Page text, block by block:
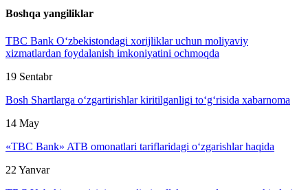
Boshqa yangiliklar
TBC Bank O‘zbekistondagi xorijliklar uchun moliyaviy
xizmatlardan foydalanish imkoniyatini ochmoqda
19 Sentabr
Bosh Shartlarga o‘zgartirishlar kiritilganligi to‘g‘risida xabarnoma
14 May
«TBC Bank» ATB omonatlari tariflaridagi o‘zgarishlar haqida
22 Yanvar